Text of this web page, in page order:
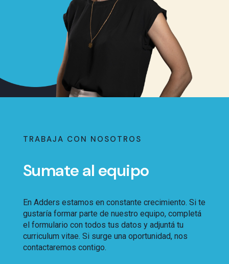
TRABAJA CON NOSOTROS
Sumate al equipo
En Adders estamos en constante crecimiento. Si te
gustaría formar parte de nuestro equipo, completá
el formulario con todos tus datos y adjuntá tu
curriculum vitae. Si surge una oportunidad, nos
contactaremos contigo.